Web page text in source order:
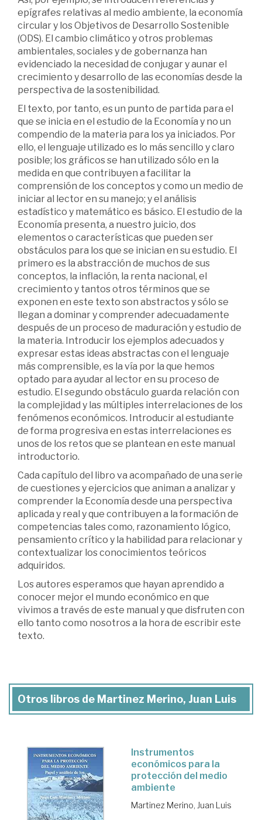
epígrafes relativas al medio ambiente, la economía
circular y los Objetivos de Desarrollo Sostenible
(ODS). El cambio climático y otros problemas
ambientales, sociales y de gobernanza han
evidenciado la necesidad de conjugar y aunar el
crecimiento y desarrollo de las economías desde la
perspectiva de la sostenibilidad.
El texto, por tanto, es un punto de partida para el
que se inicia en el estudio de la Economía y no un
compendio de la materia para los ya iniciados. Por
ello, el lenguaje utilizado es lo más sencillo y claro
posible; los gráficos se han utilizado sólo en la
medida en que contribuyen a facilitar la
comprensión de los conceptos y como un medio de
iniciar al lector en su manejo; y el análisis
estadístico y matemático es básico. El estudio de la
Economía presenta, a nuestro juicio, dos
elementos o características que pueden ser
obstáculos para los que se inician en su estudio. El
primero es la abstracción de muchos de sus
conceptos, la inflación, la renta nacional, el
crecimiento y tantos otros términos que se
exponen en este texto son abstractos y sólo se
llegan a dominar y comprender adecuadamente
después de un proceso de maduración y estudio de
la materia. Introducir los ejemplos adecuados y
expresar estas ideas abstractas con el lenguaje
más comprensible, es la vía por la que hemos
optado para ayudar al lector en su proceso de
estudio. El segundo obstáculo guarda relación con
la complejidad y las múltiples interrelaciones de los
fenómenos económicos. Introducir al estudiante
de forma progresiva en estas interrelaciones es
unos de los retos que se plantean en este manual
introductorio.
Cada capítulo del libro va acompañado de una serie
de cuestiones y ejercicios que animan a analizar y
comprender la Economía desde una perspectiva
aplicada y real y que contribuyen a la formación de
competencias tales como, razonamiento lógico,
pensamiento crítico y la habilidad para relacionar y
contextualizar los conocimientos teóricos
adquiridos.
Los autores esperamos que hayan aprendido a
conocer mejor el mundo económico en que
vivimos a través de este manual y que disfruten con
ello tanto como nosotros a la hora de escribir este
texto.
Otros libros de Martinez Merino, Juan Luis
Instrumentos
económicos para la
protección del medio
ambiente
Martinez Merino, Juan Luis